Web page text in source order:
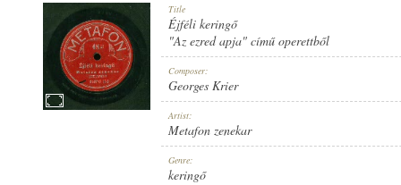
KERINGŐ Title
Éjféli keringő
"Az ezred apja" című operettből
Composer:
Georges Krier
Artist:
Metafon zenekar
Genre:
keringő